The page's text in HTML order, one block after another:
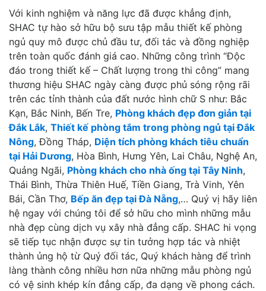
Với kinh nghiệm và năng lực đã được khẳng định,
SHAC tự hào sở hữu bộ sưu tập mẫu thiết kế phòng
ngủ quy mô được chủ đầu tư, đối tác và đồng nghiệp
trên toàn quốc đánh giá cao. Những công trình “Độc
đáo trong thiết kế – Chất lượng trong thi công” mang
thương hiệu SHAC ngày càng được phủ sóng rộng rãi
trên các tỉnh thành của đất nước hình chữ S như: Bắc
Kạn, Bắc Ninh, Bến Tre, Phòng khách đẹp đơn giản tại
Đắk Lắk, Thiết kế phòng tắm trong phòng ngủ tại Đắk
Nông, Đồng Tháp, Diện tích phòng khách tiêu chuẩn
tại Hải Dương, Hòa Bình, Hưng Yên, Lai Châu, Nghệ An,
Quảng Ngãi, Phòng khách cho nhà ống tại Tây Ninh,
Thái Bình, Thừa Thiên Huế, Tiền Giang, Trà Vinh, Yên
Bái, Cần Thơ, Bếp ăn đẹp tại Đà Nẵng,… Quý vị hãy liên
hệ ngay với chúng tôi để sở hữu cho mình những mẫu
nhà đẹp cùng dịch vụ xây nhà đẳng cấp. SHAC hi vọng
sẽ tiếp tục nhận được sự tin tưởng hợp tác và nhiệt
thành ủng hộ từ Quý đối tác, Quý khách hàng để trình
làng thành công nhiều hơn nữa những mẫu phòng ngủ
có vệ sinh khép kín đẳng cấp, đa dạng về phong cách.